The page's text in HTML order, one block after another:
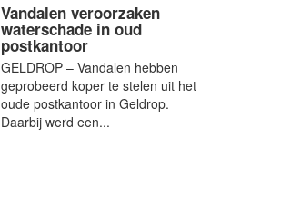
Vandalen veroorzaken
waterschade in oud
postkantoor
GELDROP – Vandalen hebben
geprobeerd koper te stelen uit het
oude postkantoor in Geldrop.
Daarbij werd een...